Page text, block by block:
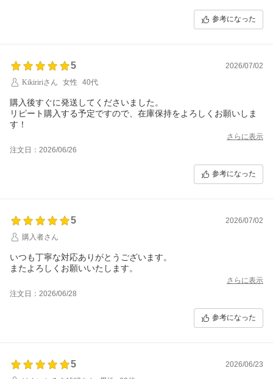
参考になった
5
2026/07/02
Kikiririさん
女性 40代
購入後すぐに発送してくださいました。
リピート購入する予定ですので、在庫保持をよろしくお願いしま
す！
さらに表示
注文日：2026/06/26
参考になった
5
2026/07/02
購入者さん
いつも丁寧な対応ありがとうございます。
またよろしくお願いいたします。
さらに表示
注文日：2026/06/28
参考になった
5
2026/06/23